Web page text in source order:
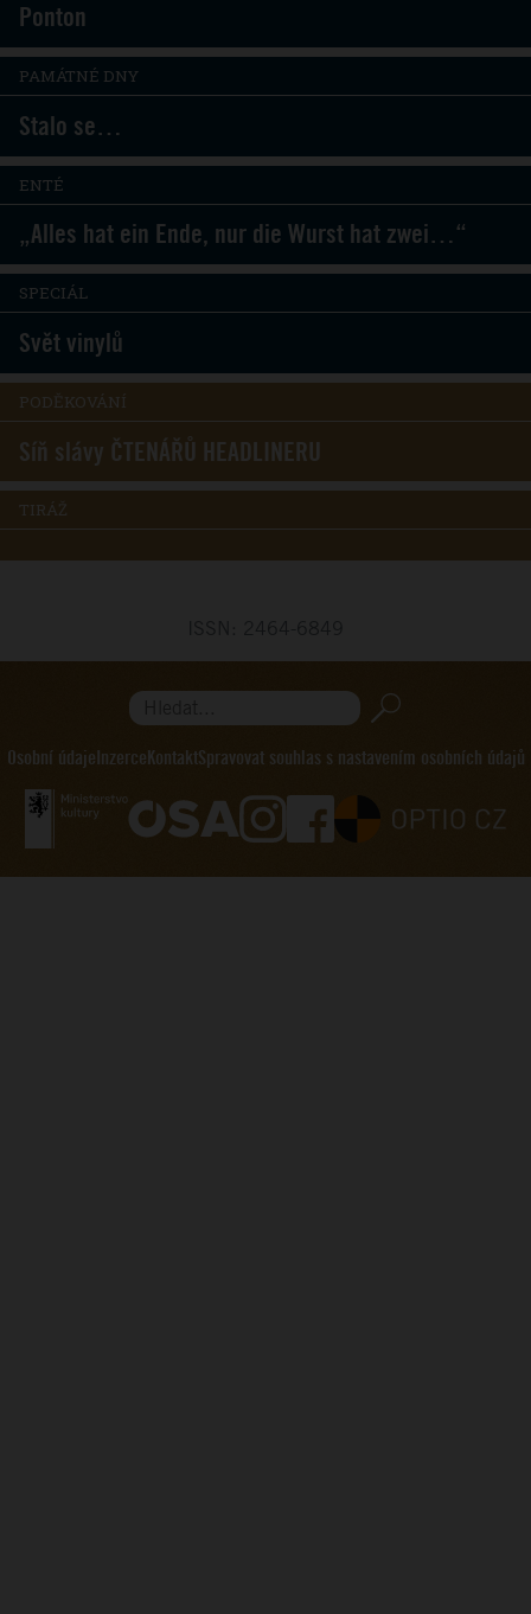
Ponton
PAMÁTNÉ DNY
Stalo se…
ENTÉ
„Alles hat ein Ende, nur die Wurst hat zwei…“
SPECIÁL
Svět vinylů
PODĚKOVÁNÍ
Síň slávy ČTENÁŘŮ HEADLINERU
TIRÁŽ
Hledat...
Osobní údajeInzerceKontaktSpravovat souhlas s nastavením osobních údajů